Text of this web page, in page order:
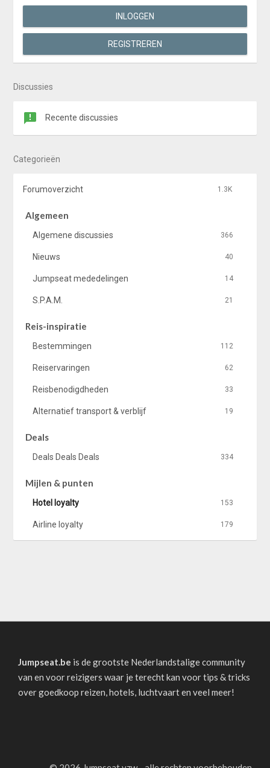
INLOGGEN
REGISTREREN
Discussies
Recente discussies
Categorieën
1.3K
Forumoverzicht
Algemeen
366
Algemene discussies
40
Nieuws
14
Jumpseat mededelingen
21
S.P.A.M.
Reis-inspiratie
112
Bestemmingen
62
Reiservaringen
33
Reisbenodigdheden
19
Alternatief transport & verblijf
Deals
334
Deals Deals Deals
Mijlen & punten
153
Hotel loyalty
179
Airline loyalty
Jumpseat.be is de grootste Nederlandstalige community
van en voor reizigers waar je terecht kan voor tips & tricks
over goedkoop reizen, hotels, luchtvaart en veel meer!